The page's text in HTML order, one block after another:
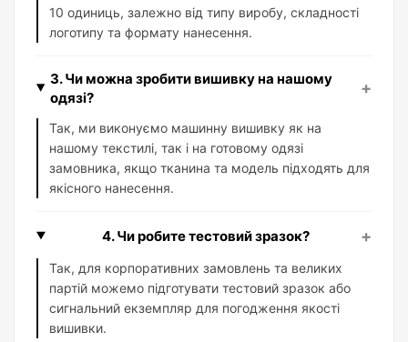
10 одиниць, залежно від типу виробу, складності
логотипу та формату нанесення.
3. Чи можна зробити вишивку на нашому
одязі?
+
Так, ми виконуємо машинну вишивку як на
нашому текстилі, так і на готовому одязі
замовника, якщо тканина та модель підходять для
якісного нанесення.
4. Чи робите тестовий зразок? +
Так, для корпоративних замовлень та великих
партій можемо підготувати тестовий зразок або
сигнальний екземпляр для погодження якості
вишивки.